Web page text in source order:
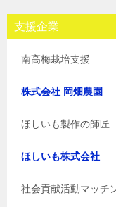
支援企業
南高梅栽培支援
株式会社 岡畑農園
ほしいも製作の師匠
ほしいも株式会社
社会貢献活動マッチ